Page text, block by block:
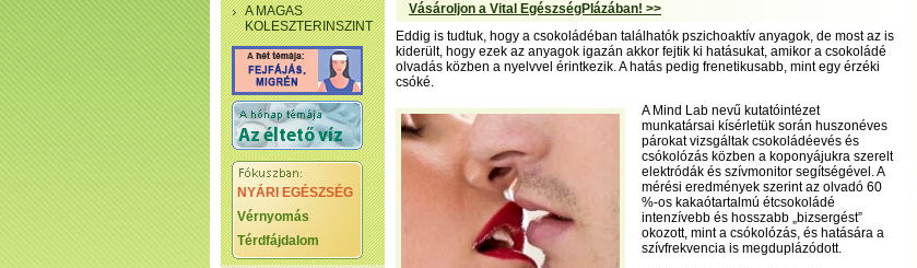
A MAGAS
KOLESZTERINSZINT
NYÁRI EGÉSZSÉG
Vérnyomás
Térdfájdalom
Vásároljon a Vital EgészségPlázában! >>
Eddig is tudtuk, hogy a csokoládéban találhatók pszichoaktív anyagok, de most az is
kiderült, hogy ezek az anyagok igazán akkor fejtik ki hatásukat, amikor a csokoládé
olvadás közben a nyelvvel érintkezik. A hatás pedig frenetikusabb, mint egy érzéki
csóké.
A Mind Lab nevű kutatóintézet
munkatársai kísérletük során huszonéves
párokat vizsgáltak csokoládéevés és
csókolózás közben a koponyájukra szerelt
elektródák és szívmonitor segítségével. A
mérési eredmények szerint az olvadó 60
%-os kakaótartalmú étcsokoládé
intenzívebb és hosszabb „bizsergést”
okozott, mint a csókolózás, és hatására a
szívfrekvencia is megduplázódott.